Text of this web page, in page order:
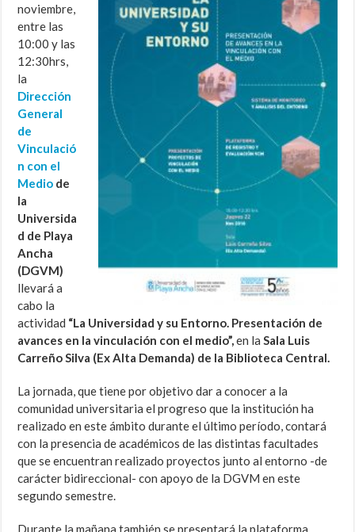
noviembre,
entre las
10:00 y las
12:30hrs,
la
Dirección
General
de
Vinculació
n con el
Medio de
la
Universida
d de Playa
Ancha
(DGVM)
llevará a
cabo la
actividad “La Universidad y su Entorno. Presentación de
avances en la vinculación con el medio”,en laSala Luis
Carreño Silva (Ex Alta Demanda) de la Biblioteca Central.
La jornada, que tiene por objetivo dar a conocer a la
comunidad universitaria el progreso que la institución ha
realizado en este ámbito durante el último período, contará
con la presencia de académicos de las distintas facultades
que se encuentran realizado proyectos junto al entorno -de
carácter bidireccional- con apoyo de la DGVM en este
segundo semestre.